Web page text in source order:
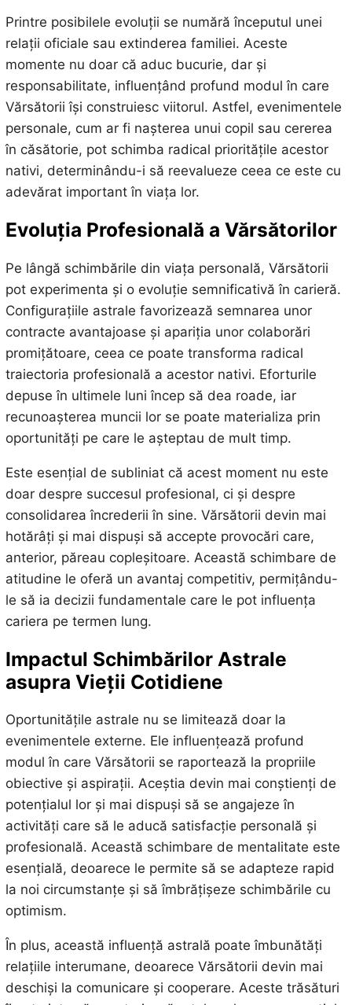
Printre posibilele evoluții se numără începutul unei
relații oficiale sau extinderea familiei. Aceste
momente nu doar că aduc bucurie, dar și
responsabilitate, influențând profund modul în care
Vărsătorii își construiesc viitorul. Astfel, evenimentele
personale, cum ar fi nașterea unui copil sau cererea
în căsătorie, pot schimba radical prioritățile acestor
nativi, determinându-i să reevalueze ceea ce este cu
adevărat important în viața lor.
Evoluția Profesională a Vărsătorilor
Pe lângă schimbările din viața personală, Vărsătorii
pot experimenta și o evoluție semnificativă în carieră.
Configurațiile astrale favorizează semnarea unor
contracte avantajoase și apariția unor colaborări
promițătoare, ceea ce poate transforma radical
traiectoria profesională a acestor nativi. Eforturile
depuse în ultimele luni încep să dea roade, iar
recunoașterea muncii lor se poate materializa prin
oportunități pe care le așteptau de mult timp.
Este esențial de subliniat că acest moment nu este
doar despre succesul profesional, ci și despre
consolidarea încrederii în sine. Vărsătorii devin mai
hotărâți și mai dispuși să accepte provocări care,
anterior, păreau copleșitoare. Această schimbare de
atitudine le oferă un avantaj competitiv, permițându-
le să ia decizii fundamentale care le pot influența
cariera pe termen lung.
Impactul Schimbărilor Astrale
asupra Vieții Cotidiene
Oportunitățile astrale nu se limitează doar la
evenimentele externe. Ele influențează profund
modul în care Vărsătorii se raportează la propriile
obiective și aspirații. Aceștia devin mai conștienți de
potențialul lor și mai dispuși să se angajeze în
activități care să le aducă satisfacție personală și
profesională. Această schimbare de mentalitate este
esențială, deoarece le permite să se adapteze rapid
la noi circumstanțe și să îmbrățișeze schimbările cu
optimism.
În plus, această influență astrală poate îmbunătăți
relațiile interumane, deoarece Vărsătorii devin mai
deschiși la comunicare și cooperare. Aceste trăsături